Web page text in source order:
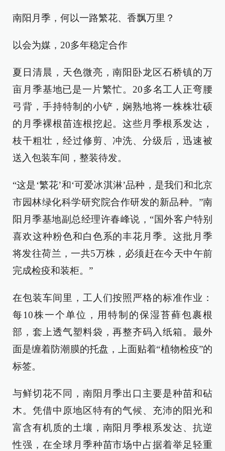
南阳月季，何以一路繁花、香飘万里？
以会为媒，20多年稳定合作
夏日清晨，天色微亮，南阳卧龙区石桥镇的万
亩月季基地已是一片繁忙。20多名工人正弯腰
弓背，手持特制的小铲，娴熟地将一株株壮硕
的月季裸根苗连根挖起。这些月季根系发达，
枝干粗壮，经过修剪、冲洗、分级后，迅速被
送入包装车间，整装待发。
“这是‘繁花’和‘可爱冰淇淋’品种，是我们和北京
市园林绿化科学研究院合作研发的新品种。”南
阳月季基地副总经理许春峰说，“国外客户特别
喜欢这种粉色和白色系的丰花月季。这批月季
将发往荷兰，一共5万株，必须赶在今天中午前
完成检疫和装柜。”
在包装车间里，工人们按照严格的标准作业：
每10株一个单位，用特制的保湿苔藓包裹根
部，套上透气塑料袋，再整齐码入纸箱。最外
面是缠着防潮膜的托盘，上面贴着“植物检疫”的
标签。
与鲜切花不同，南阳月季出口主要是种苗和砧
木。凭借中原地区特有的气候、充沛的阳光和
富含有机质的土壤，南阳月季根系发达、抗逆
性强，在全球月季种苗市场中占据着举足轻重